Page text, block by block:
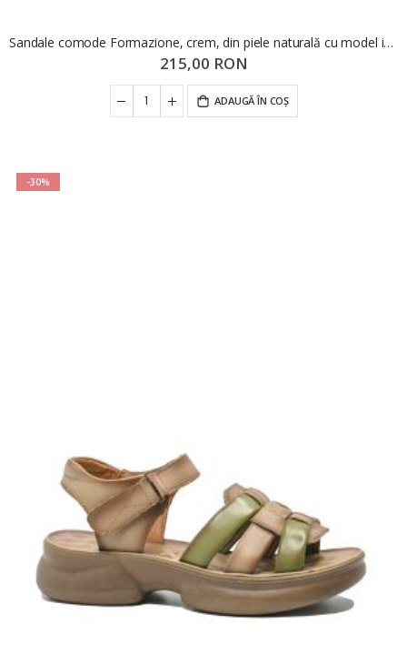
Sandale comode Formazione, crem, din piele naturală cu model inimioare FNX50038
215,00 RON
ADAUGĂ ÎN COȘ
-30%